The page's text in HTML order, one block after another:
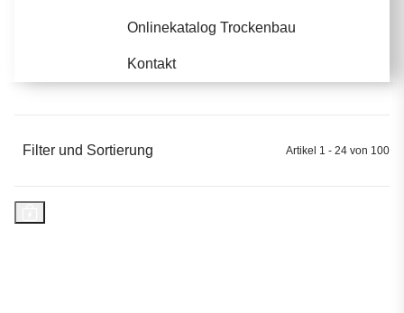
Onlinekatalog Trockenbau
Kontakt
Filter und Sortierung Artikel 1 - 24 von 100